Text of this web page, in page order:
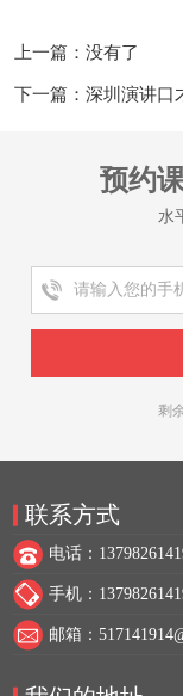
上一篇：没有了
下一篇：深圳演讲口
预约
水
剩
联系方式
电话：
手机：
邮箱：